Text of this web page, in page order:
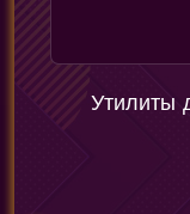
Утилиты